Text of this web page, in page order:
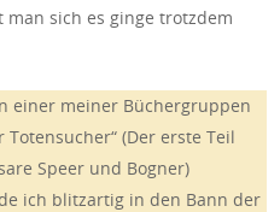
sich es ginge trotzdem
einer meiner Büchergruppen
(Der erste Teil
Speer und Bogner)
ich blitzartig in den Bann der